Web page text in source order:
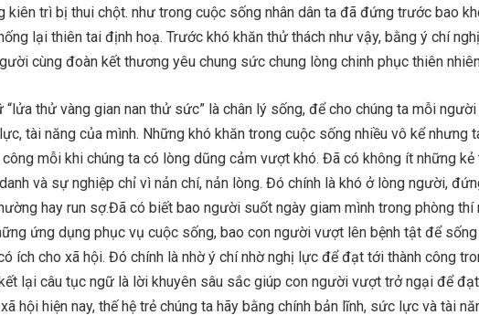
kiên trì bị thui chột. như trong cuộc sống nhân dân ta đã đứng trước bao
lại thiên tai định hoạ. Trước khó khăn thử thách như vậy, bằng ý chí
cùng đoàn kết thương yêu chung sức chung lòng chinh phục thiên
“lửa thử vàng gian nan thử sức” là chân lý sống, để cho chúng ta mỗi
tài năng của mình. Những khó khăn trong cuộc sống nhiều vô kể nhưng
mỗi khi chúng ta có lòng dũng cảm vượt khó. Đã có không ít những
và sự nghiệp chỉ vì nản chí, nản lòng. Đó chính là khó ở lòng người,
hay run sợ.Đã có biết bao người suốt ngày giam mình trong phòng thí
ứng dụng phục vụ cuộc sống, bao con người vượt lên bệnh tật để
ích cho xã hội. Đó chính là nhờ ý chí nhờ nghị lực để đạt tới thành công
lại câu tục ngữ là lời khuyên sâu sắc giúp con người vượt trở ngại để
hội hiện nay, thế hệ trẻ chúng ta hãy bằng chính bản lĩnh, sức lực và tài